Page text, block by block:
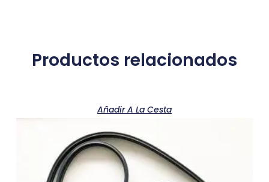
Productos relacionados
Añadir A La Cesta